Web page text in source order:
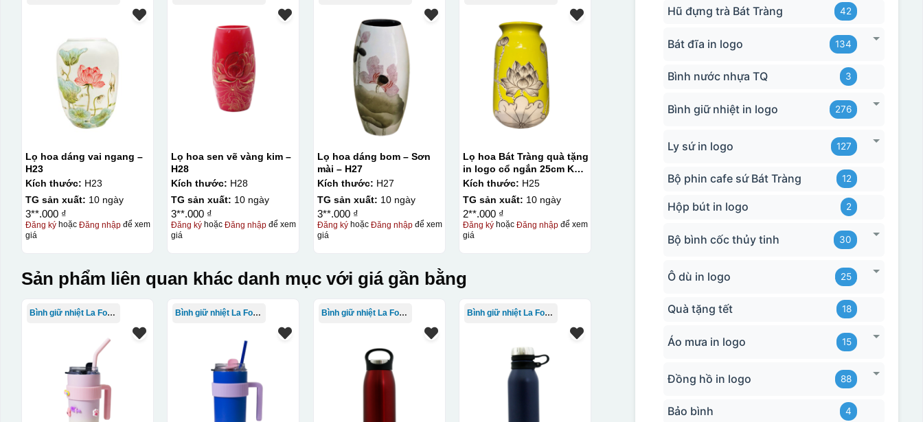
Lọ hoa dáng vai ngang –
H23
Kích thước: H23
TG sản xuất: 10 ngày
3**.000 ₫
Đăng kýhoặc Đăng nhậpđể xem
giá
Lọ hoa sen vẽ vàng kim –
H28
Kích thước: H28
TG sản xuất: 10 ngày
3**.000 ₫
Đăng ký hoặcĐăng nhập để xem
giá
Lọ hoa dáng bom – Sơn
mài – H27
Kích thước: H27
TG sản xuất: 10 ngày
3**.000 ₫
Đăng kýhoặc Đăng nhậpđể xem
giá
Lọ hoa Bát Tràng quà tặng
in logo cổ ngắn 25cm KQ-
LH02
Kích thước: H25
TG sản xuất: 10 ngày
2**.000 ₫
Đăng ký hoặcĐăng nhập để xem
giá
Sản phẩm liên quan khác danh mục với giá gần bằng
Bình giữ nhiệt La Fonte Bình giữ nhiệt La Fonte Bình giữ nhiệt La Fonte Bình giữ nhiệt La Fonte
Hũ đựng trà Bát Tràng 42
Bát đĩa in logo 134
Bình nước nhựa TQ 3
Bình giữ nhiệt in logo 276
Ly sứ in logo 127
Bộ phin cafe sứ Bát Tràng 12
Hộp bút in logo 2
Bộ bình cốc thủy tinh 30
Ô dù in logo 25
Quà tặng tết 18
Áo mưa in logo 15
Đồng hồ in logo 88
Bảo bình 4